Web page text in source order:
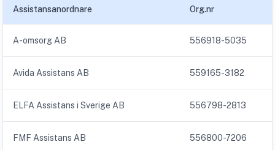
Assistansanordnare Org.nr
A-omsorg AB 556918-5035
Avida Assistans AB 559165-3182
ELFA Assistans i Sverige AB 556798-2813
FMF Assistans AB 556800-7206